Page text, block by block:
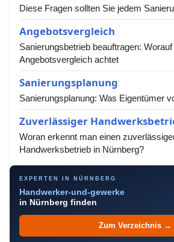
Diese Fragen sollten Sie jedem
Angebotsvergleich
Sanierungsbetrieb beauftragen:
Angebotsvergleich achtet
Sanierungsplanung
Sanierungsplanung: Was Eigentümer
Zuverlässiger
Woran erkennt man einen
Handwerksbetrieb in Nürnberg?
EXPERTEN IN NÜRNBERG
Handwerker-und-gewerke
in Nürnberg finden
Zum Verzeichnis →